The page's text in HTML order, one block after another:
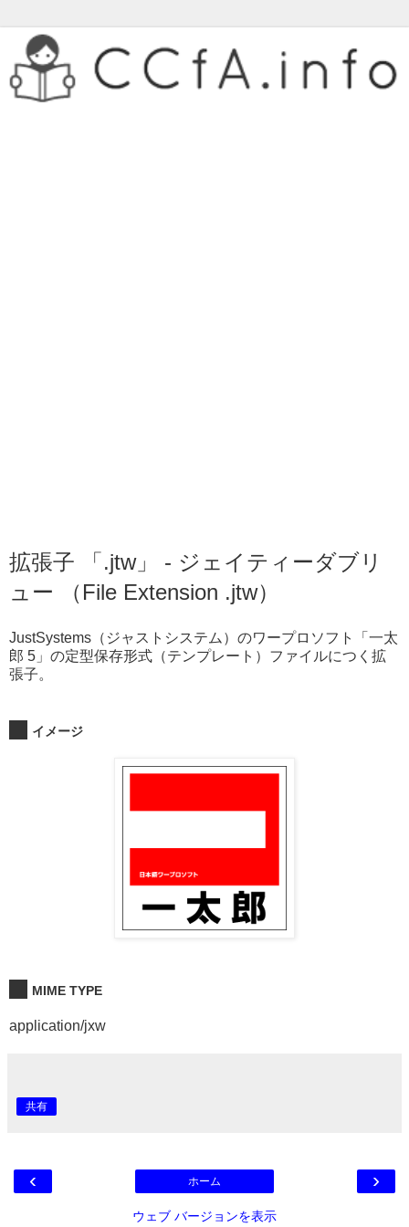
拡張子 「.jtw」 - ジェイティーダブリ
ュー （File Extension .jtw）
JustSystems（ジャストシステム）のワープロソフト「一太
郎 5」の定型保存形式（テンプレート）ファイルにつく拡
張子。
イメージ
MIME TYPE
application/jxw
共有
‹ ›
ホーム
ウェブ バージョンを表示